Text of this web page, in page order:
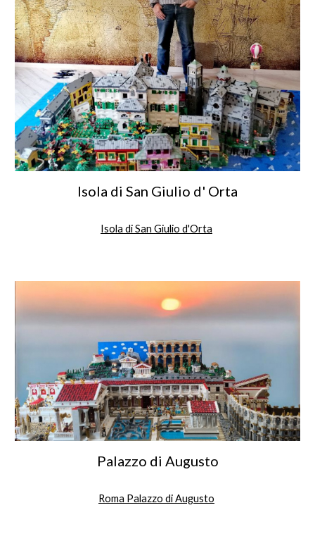
Isola di San Giulio d' Orta
Isola di San Giulio d'Orta
Palazzo di Augusto
Roma Palazzo di Augusto